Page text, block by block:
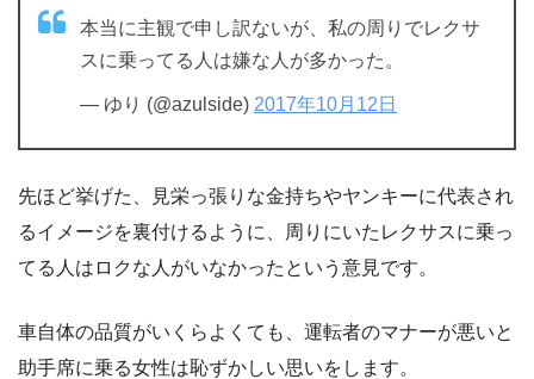
本当に主観で申し訳ないが、私の周りでレクサ
スに乗ってる人は嫌な人が多かった。
— ゆり (@azulside) 2017年10月12日
先ほど挙げた、見栄っ張りな金持ちやヤンキーに代表され
るイメージを裏付けるように、周りにいたレクサスに乗っ
てる人はロクな人がいなかったという意見です。
車自体の品質がいくらよくても、運転者のマナーが悪いと
助手席に乗る女性は恥ずかしい思いをします。